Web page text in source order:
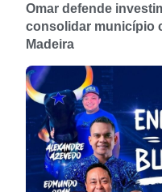
Omar defende
consolidar município
Madeira